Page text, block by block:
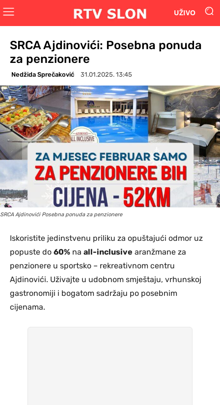
UŽIVO
SRCA Ajdinovići: Posebna ponuda
za penzionere
Nedžida Sprečaković 31.01.2025. 13:45
SRCA Ajdinovići Posebna ponuda za penzionere
Iskoristite jedinstvenu priliku za opuštajući odmor uz
popuste do 60% na all-inclusive aranžmane za
penzionere u sportsko – rekreativnom centru
Ajdinovići. Uživajte u udobnom smještaju, vrhunskoj
gastronomiji i bogatom sadržaju po posebnim
cijenama.